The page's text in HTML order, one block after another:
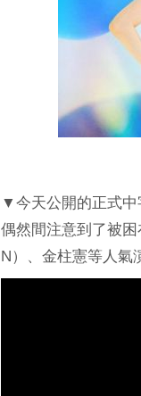
▼今天公開的正式中
偶然間注意到了被
N）、金柱憲等人氣